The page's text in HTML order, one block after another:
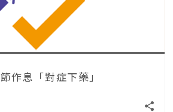
作息「對症下藥」